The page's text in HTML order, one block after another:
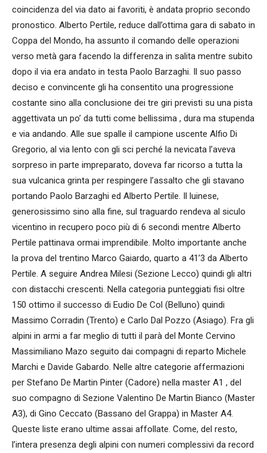
coincidenza del via dato ai favoriti, è andata proprio secondo
pronostico. Alberto Pertile, reduce dall’ottima gara di sabato in
Coppa del Mondo, ha assunto il comando delle operazioni
verso metà gara facendo la differenza in salita mentre subito
dopo il via era andato in testa Paolo Barzaghi. Il suo passo
deciso e convincente gli ha consentito una progressione
costante sino alla conclusione dei tre giri previsti su una pista
aggettivata un po’ da tutti come bellissima , dura ma stupenda
e via andando. Alle sue spalle il campione uscente Alfio Di
Gregorio, al via lento con gli sci perché la nevicata l’aveva
sorpreso in parte impreparato, doveva far ricorso a tutta la
sua vulcanica grinta per respingere l’assalto che gli stavano
portando Paolo Barzaghi ed Alberto Pertile. Il luinese,
generosissimo sino alla fine, sul traguardo rendeva al siculo
vicentino in recupero poco più di 6 secondi mentre Alberto
Pertile pattinava ormai imprendibile. Molto importante anche
la prova del trentino Marco Gaiardo, quarto a 41’3 da Alberto
Pertile. A seguire Andrea Milesi (Sezione Lecco) quindi gli altri
con distacchi crescenti. Nella categoria punteggiati fisi oltre
150 ottimo il successo di Eudio De Col (Belluno) quindi
Massimo Corradin (Trento) e Carlo Dal Pozzo (Asiago). Fra gli
alpini in armi a far meglio di tutti il parà del Monte Cervino
Massimiliano Mazo seguito dai compagni di reparto Michele
Marchi e Davide Gabardo. Nelle altre categorie affermazioni
per Stefano De Martin Pinter (Cadore) nella master A1 , del
suo compagno di Sezione Valentino De Martin Bianco (Master
A3), di Gino Ceccato (Bassano del Grappa) in Master A4.
Queste liste erano ultime assai affollate. Come, del resto,
l’intera presenza degli alpini con numeri complessivi da record